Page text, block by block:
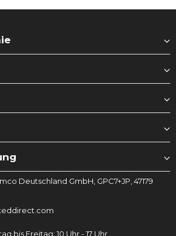
Deutschland GmbH, GPC7+JP, 47179
bis Freitag: 10 Uhr - 17 Uhr